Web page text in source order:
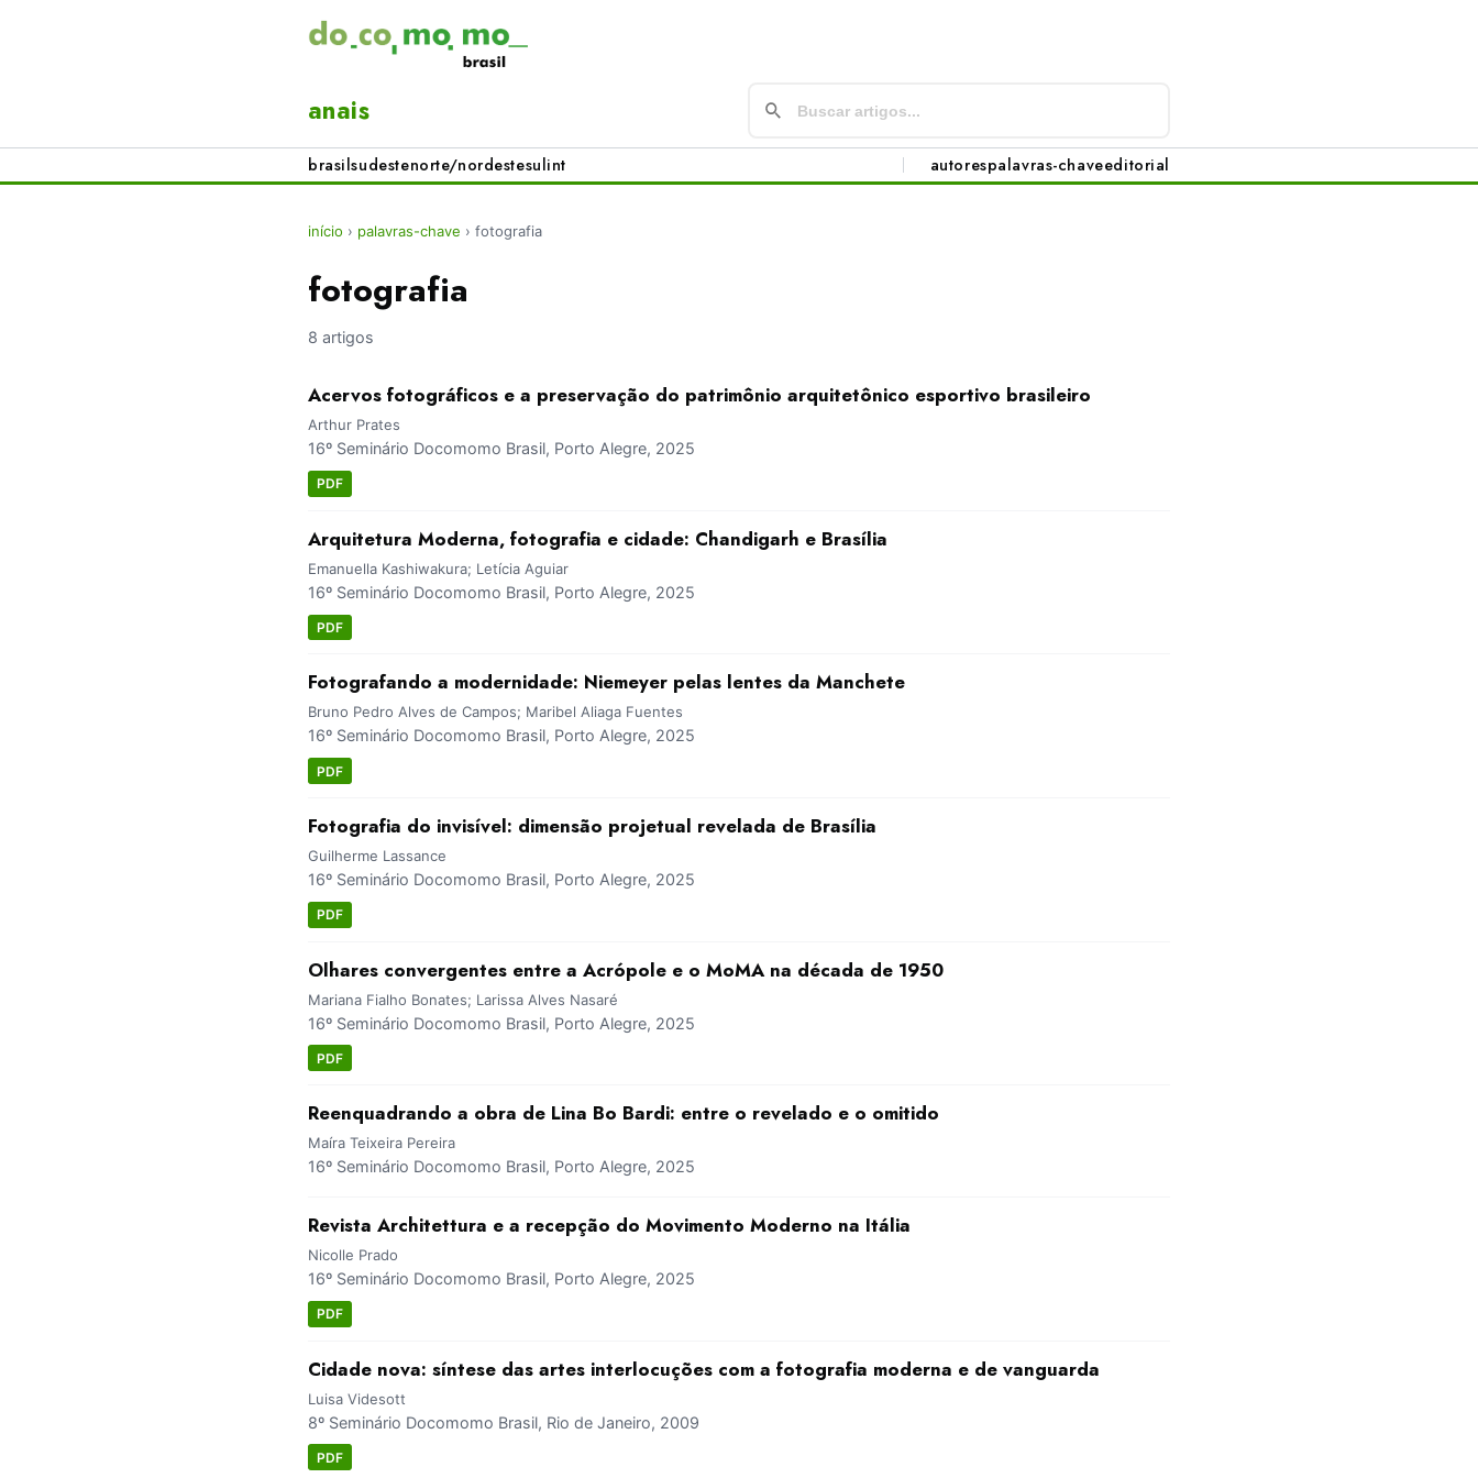
anais
brasilsudestenorte/nordestesulint autorespalavras-chaveeditorial
início › palavras-chave › fotografia
fotografia
8 artigos
Acervos fotográficos e a preservação do patrimônio arquitetônico esportivo brasileiro
Arthur Prates
16º Seminário Docomomo Brasil, Porto Alegre, 2025
PDF
Arquitetura Moderna, fotografia e cidade: Chandigarh e Brasília
Emanuella Kashiwakura; Letícia Aguiar
16º Seminário Docomomo Brasil, Porto Alegre, 2025
PDF
Fotografando a modernidade: Niemeyer pelas lentes da Manchete
Bruno Pedro Alves de Campos; Maribel Aliaga Fuentes
16º Seminário Docomomo Brasil, Porto Alegre, 2025
PDF
Fotografia do invisível: dimensão projetual revelada de Brasília
Guilherme Lassance
16º Seminário Docomomo Brasil, Porto Alegre, 2025
PDF
Olhares convergentes entre a Acrópole e o MoMA na década de 1950
Mariana Fialho Bonates; Larissa Alves Nasaré
16º Seminário Docomomo Brasil, Porto Alegre, 2025
PDF
Reenquadrando a obra de Lina Bo Bardi: entre o revelado e o omitido
Maíra Teixeira Pereira
16º Seminário Docomomo Brasil, Porto Alegre, 2025
Revista Architettura e a recepção do Movimento Moderno na Itália
Nicolle Prado
16º Seminário Docomomo Brasil, Porto Alegre, 2025
PDF
Cidade nova: síntese das artes interlocuções com a fotografia moderna e de vanguarda
Luisa Videsott
8º Seminário Docomomo Brasil, Rio de Janeiro, 2009
PDF